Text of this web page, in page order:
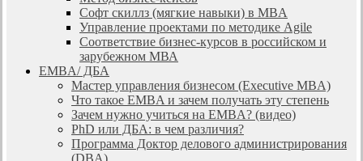
Софт скиллз (мягкие навыки) в MBA
Управление проектами по методике Agile
Соответствие бизнес-курсов в российском и
зарубежном МВА
EMBA/ ДБA
Мастер управления бизнесом (Executive MBA)
Что такое EMBA и зачем получать эту степень
Зачем нужно учиться на EMBA? (видео)
PhD или ДБА: в чем различия?
Программа Доктор делового администрирования
(DBА)